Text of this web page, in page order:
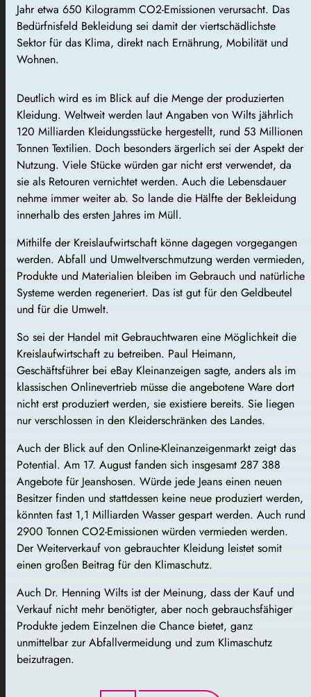
Jahr etwa 650 Kilogramm CO2-Emissionen verursacht. Das
Bedürfnisfeld Bekleidung sei damit der viertschädlichste
Sektor für das Klima, direkt nach Ernährung, Mobilität und
Wohnen.
Deutlich wird es im Blick auf die Menge der produzierten
Kleidung. Weltweit werden laut Angaben von Wilts jährlich
120 Milliarden Kleidungsstücke hergestellt, rund 53 Millionen
Tonnen Textilien. Doch besonders ärgerlich sei der Aspekt der
Nutzung. Viele Stücke würden gar nicht erst verwendet, da
sie als Retouren vernichtet werden. Auch die Lebensdauer
nehme immer weiter ab. So lande die Hälfte der Bekleidung
innerhalb des ersten Jahres im Müll.
Mithilfe der Kreislaufwirtschaft könne dagegen vorgegangen
werden. Abfall und Umweltverschmutzung werden vermieden,
Produkte und Materialien bleiben im Gebrauch und natürliche
Systeme werden regeneriert. Das ist gut für den Geldbeutel
und für die Umwelt.
So sei der Handel mit Gebrauchtwaren eine Möglichkeit die
Kreislaufwirtschaft zu betreiben. Paul Heimann,
Geschäftsführer bei eBay Kleinanzeigen sagte, anders als im
klassischen Onlinevertrieb müsse die angebotene Ware dort
nicht erst produziert werden, sie existiere bereits. Sie liegen
nur verschlossen in den Kleiderschränken des Landes.
Auch der Blick auf den Online-Kleinanzeigenmarkt zeigt das
Potential. Am 17. August fanden sich insgesamt 287 388
Angebote für Jeanshosen. Würde jede Jeans einen neuen
Besitzer finden und stattdessen keine neue produziert werden,
könnten fast 1,1 Milliarden Wasser gespart werden. Auch rund
2900 Tonnen CO2-Emissionen würden vermieden werden.
Der Weiterverkauf von gebrauchter Kleidung leistet somit
einen großen Beitrag für den Klimaschutz.
Auch Dr. Henning Wilts ist der Meinung, dass der Kauf und
Verkauf nicht mehr benötigter, aber noch gebrauchsfähiger
Produkte jedem Einzelnen die Chance bietet, ganz
unmittelbar zur Abfallvermeidung und zum Klimaschutz
beizutragen.